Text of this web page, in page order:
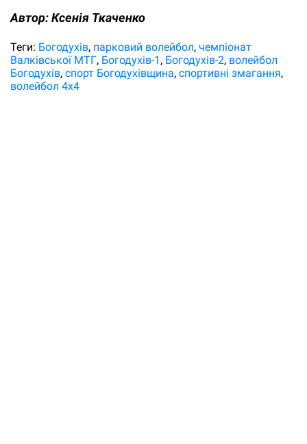
Автор:Ксенія Ткаченко
Теги: Богодухів парковий волейбол чемпіонат
Валківської МТГ Богодухів-1 Богодухів-2 волейбол
Богодухів спорт Богодухівщина спортивні змагання
волейбол 4х4